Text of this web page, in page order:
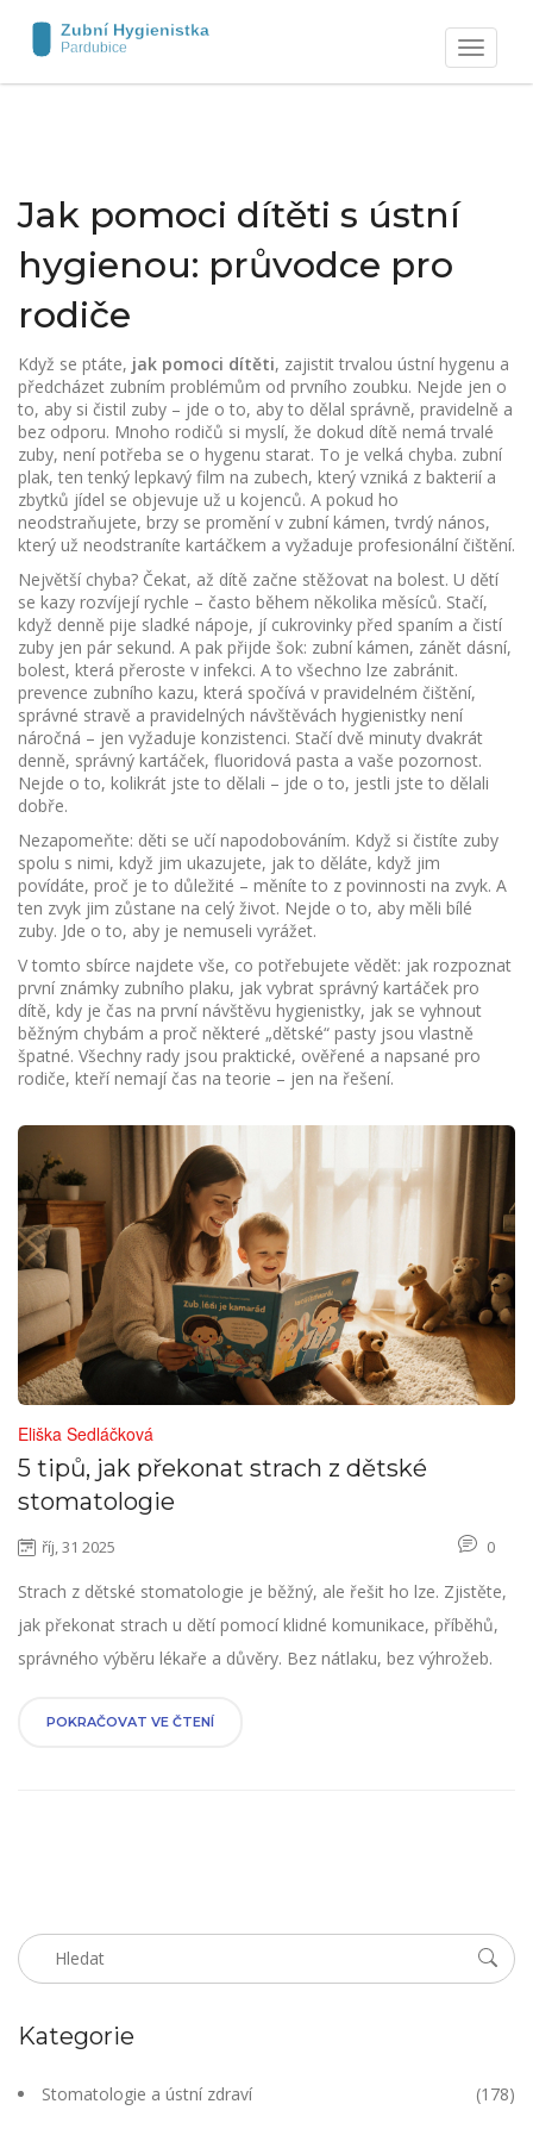
Zobrazit
navigaci
Jak pomoci dítěti s ústní
hygienou: průvodce pro
rodiče
Když se ptáte, jak pomoci dítěti, zajistit trvalou ústní hygenu a
předcházet zubním problémům od prvního zoubku. Nejde jen o
to, aby si čistil zuby – jde o to, aby to dělal správně, pravidelně a
bez odporu. Mnoho rodičů si myslí, že dokud dítě nemá trvalé
zuby, není potřeba se o hygenu starat. To je velká chyba. zubní
plak, ten tenký lepkavý film na zubech, který vzniká z bakterií a
zbytků jídel se objevuje už u kojenců. A pokud ho
neodstraňujete, brzy se promění v zubní kámen, tvrdý nános,
který už neodstraníte kartáčkem a vyžaduje profesionální čištění.
Největší chyba? Čekat, až dítě začne stěžovat na bolest. U dětí
se kazy rozvíjejí rychle – často během několika měsíců. Stačí,
když denně pije sladké nápoje, jí cukrovinky před spaním a čistí
zuby jen pár sekund. A pak přijde šok: zubní kámen, zánět dásní,
bolest, která přeroste v infekci. A to všechno lze zabránit.
prevence zubního kazu, která spočívá v pravidelném čištění,
správné stravě a pravidelných návštěvách hygienistky není
náročná – jen vyžaduje konzistenci. Stačí dvě minuty dvakrát
denně, správný kartáček, fluoridová pasta a vaše pozornost.
Nejde o to, kolikrát jste to dělali – jde o to, jestli jste to dělali
dobře.
Nezapomeňte: děti se učí napodobováním. Když si čistíte zuby
spolu s nimi, když jim ukazujete, jak to děláte, když jim
povídáte, proč je to důležité – měníte to z povinnosti na zvyk. A
ten zvyk jim zůstane na celý život. Nejde o to, aby měli bílé
zuby. Jde o to, aby je nemuseli vyrážet.
V tomto sbírce najdete vše, co potřebujete vědět: jak rozpoznat
první známky zubního plaku, jak vybrat správný kartáček pro
dítě, kdy je čas na první návštěvu hygienistky, jak se vyhnout
běžným chybám a proč některé „dětské“ pasty jsou vlastně
špatné. Všechny rady jsou praktické, ověřené a napsané pro
rodiče, kteří nemají čas na teorie – jen na řešení.
Eliška Sedláčková
5 tipů, jak překonat strach z dětské
stomatologie
říj, 31 2025 0
Strach z dětské stomatologie je běžný, ale řešit ho lze. Zjistěte,
jak překonat strach u dětí pomocí klidné komunikace, příběhů,
správného výběru lékaře a důvěry. Bez nátlaku, bez výhrožeb.
POKRAČOVAT VE ČTENÍ
Kategorie
Stomatologie a ústní zdraví (178)